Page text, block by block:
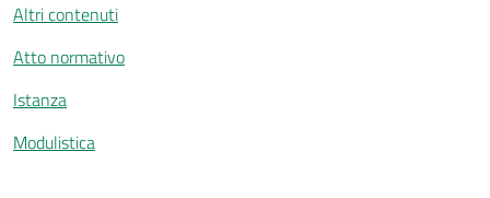
Altri contenuti
Atto normativo
Istanza
Modulistica